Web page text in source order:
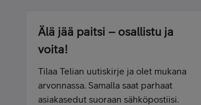
Älä jää paitsi – osallistu ja
voita!
Tilaa Telian uutiskirje ja olet mukana
arvonnassa. Samalla saat parhaat
asiakasedut suoraan sähköpostiisi.